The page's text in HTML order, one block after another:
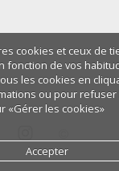
cookies et ceux de
fonction de vos
les cookies en
ou pour refuser
«Gérer les cookies»
Accepter